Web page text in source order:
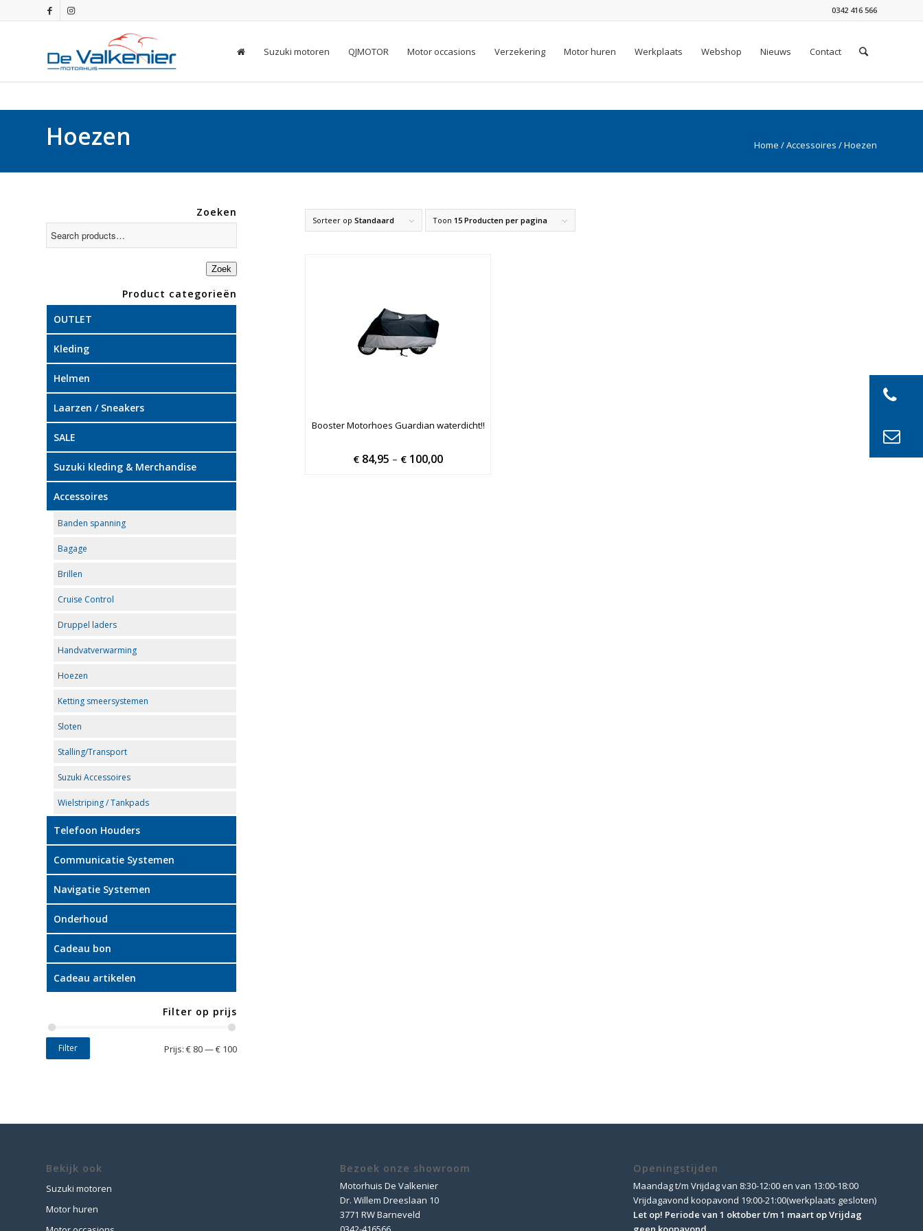
0342 416 566
Suzuki motoren QJMOTOR Motor occasions Verzekering Motor huren Werkplaats Webshop Nieuws Contact
Hoezen Home /Accessoires / Hoezen
Sorteer op Standaard Toon 15 Producten per pagina
Booster Motorhoes Guardian waterdicht!!
€ 84,95 – € 100,00Price
Zoeken
Zoek
Product categorieën
OUTLET
Kleding
Helmen
Laarzen / Sneakers
SALE
Suzuki kleding & Merchandise
Accessoires
Banden spanning
Bagage
Brillen
Cruise Control
Druppel laders
Handvatverwarming
Hoezen
Ketting smeersystemen
Sloten
Stalling/Transport
Suzuki Accessoires
Wielstriping / Tankpads
Telefoon Houders
Communicatie Systemen
Navigatie Systemen
Onderhoud
Cadeau bon
Cadeau artikelen
Filter op prijs
Filter Prijs: € 80—€ 100
Bekijk ook
Suzuki motoren
Motor huren
Bezoek onze showroom
Motorhuis De Valkenier
Dr. Willem Dreeslaan 10
3771 RW Barneveld
Openingstijden
Maandag t/m Vrijdag van 8:30-12:00 en van 13:00-18:00
Vrijdagavond koopavond 19:00-21:00(werkplaats gesloten)
Let op! Periode van 1 oktober t/m 1 maart op Vrijdag